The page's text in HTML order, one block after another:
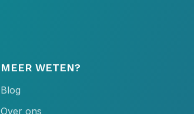
MEER WETEN?
Blog
Over ons